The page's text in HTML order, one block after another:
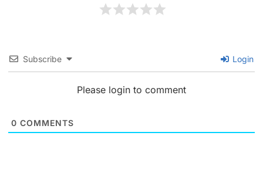
Subscribe Login
Please login to comment
0 COMMENTS